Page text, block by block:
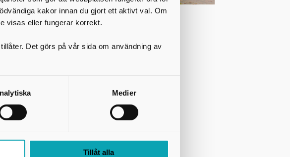
kakor innan du gjort ett aktivt val. Om
visas eller fungerar korrekt.
Det görs på vår sida om användning av
Medier
Tillåt alla
och andra aktörer verka
företag samt ett hållbart och
ska vara att stimulera
och ansvarsfördelning och
och stärkas genom